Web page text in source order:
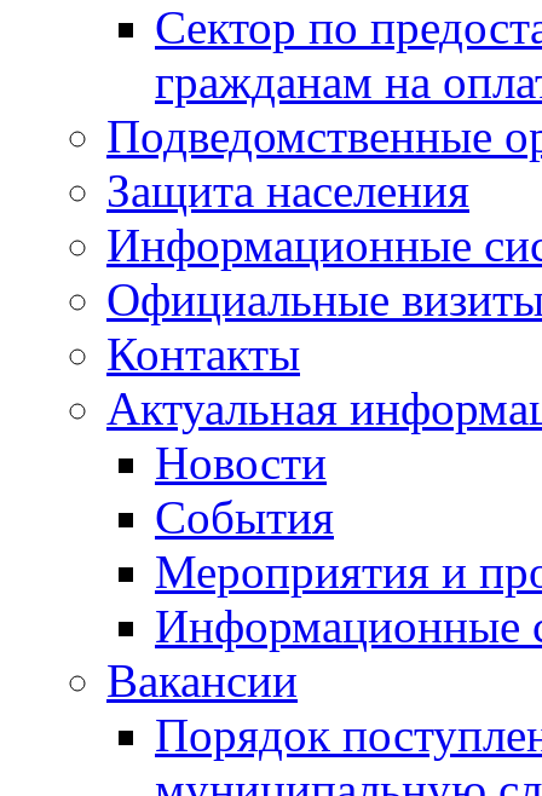
Сектор по
гражданам на
Подведомственные
Защита населения
Информационные
Официальные
Контакты
Актуальная
Новости
События
Мероприятия и
Информационные
Вакансии
Порядок